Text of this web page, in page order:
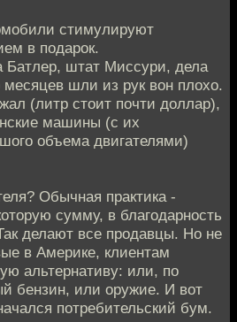
стимулируют
в подарок.
Батлер, штат Миссури, дела
месяцев шли из рук вон плохо.
(литр стоит почти доллар),
машины (с их
объема двигателями)
Обычная практика -
сумму, в благодарность
делают все продавцы. Но не
в Америке, клиентам
альтернативу: или, по
бензин, или оружие. И вот
потребительский бум.